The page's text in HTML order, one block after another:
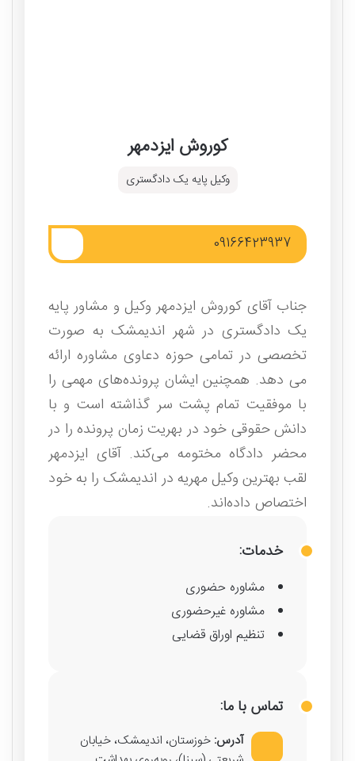
کوروش ایزدمهر
وکیل پایه یک دادگستری
09166423937
جناب آقای کوروش ایزدمهر وکیل و مشاور پایه
یک دادگستری در شهر اندیمشک به صورت
تخصصی در تمامی حوزه دعاوی مشاوره ارائه
می دهد. همچنین ایشان پرونده‌های مهمی را
با موفقیت تمام پشت سر گذاشته است و با
دانش حقوقی خود در بهریت زمان پرونده را در
محضر دادگاه مختومه می‌کند. آقای ایزدمهر
لقب بهترین وکیل مهریه در اندیمشک را به خود
اختصاص داده‌اند.
خدمات:
مشاوره حضوری
مشاوره غیرحضوری
تنظیم اوراق قضایی
تماس با ما:
آدرس: خوزستان، اندیمشک، خیابان